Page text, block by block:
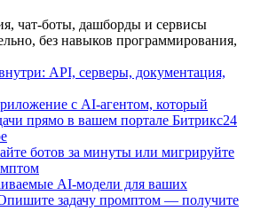
чат-боты, дашборды и сервисы
без навыков программирования,
API, серверы, документация,
с AI-агентом, который
прямо в вашем портале Битрикс24
ботов за минуты или мигрируйте
AI-модели для ваших
задачу промптом — получите